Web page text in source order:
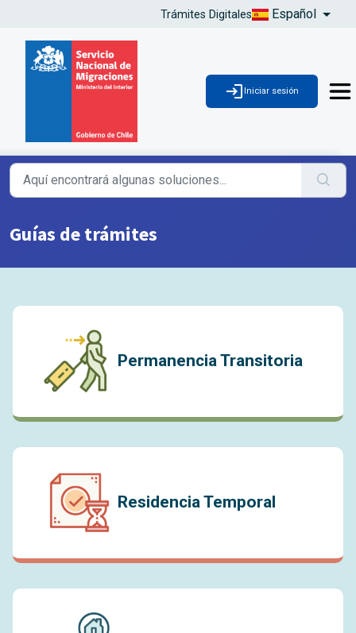
Trámites Digitales Español
Iniciar sesión
Guías de trámites
Permanencia Transitoria
Residencia Temporal